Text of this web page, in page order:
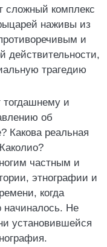
сложный комплекс
наживы из
и
действительности,
трагедию
тогдашнему и
об
Какова реальная
частным и
этнографии и
когда
начиналось. Не
установившейся